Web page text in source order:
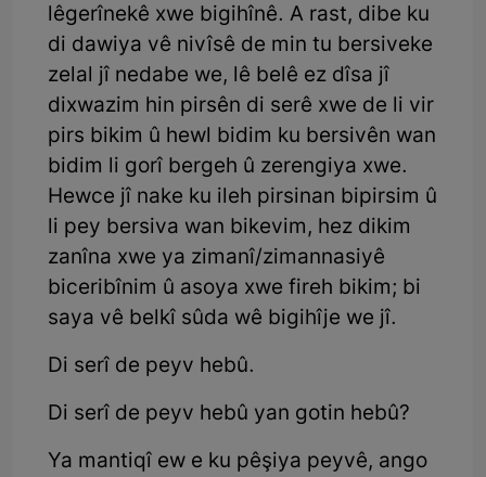
lêgerînekê xwe bigihînê. A rast, dibe ku
di dawiya vê nivîsê de min tu bersiveke
zelal jî nedabe we, lê belê ez dîsa jî
dixwazim hin pirsên di serê xwe de li vir
pirs bikim û hewl bidim ku bersivên wan
bidim li gorî bergeh û zerengiya xwe.
Hewce jî nake ku ileh pirsinan bipirsim û
li pey bersiva wan bikevim, hez dikim
zanîna xwe ya zimanî/zimannasiyê
biceribînim û asoya xwe fireh bikim; bi
saya vê belkî sûda wê bigihîje we jî.
Di serî de peyv hebû.
Di serî de peyv hebû yan gotin hebû?
Ya mantiqî ew e ku pêşiya peyvê, ango